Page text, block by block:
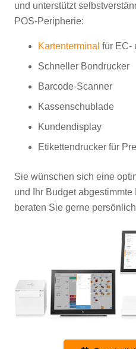
und unterstützt
POS-Peripherie:
Kartenterminal für EC-
Schneller Bondrucker
Barcode-Scanner
Kassenschublade
Kundendisplay
Etikettendrucker für
Sie wünschen sich eine
und Ihr Budget
beraten Sie gerne